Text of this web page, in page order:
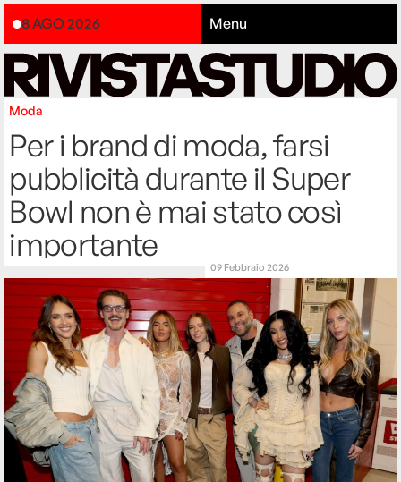
8 AGO 2026 Menu
Moda
Per i brand di moda, farsi
pubblicità durante il Super
Bowl non è mai stato così
importante
09 Febbraio 2026